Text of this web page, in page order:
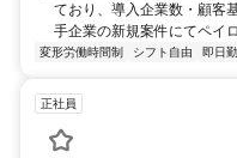
ており、導入企業数・顧客
手企業の新規案件にてペイ
変形労働時間制 シフト自由 即日
正社員